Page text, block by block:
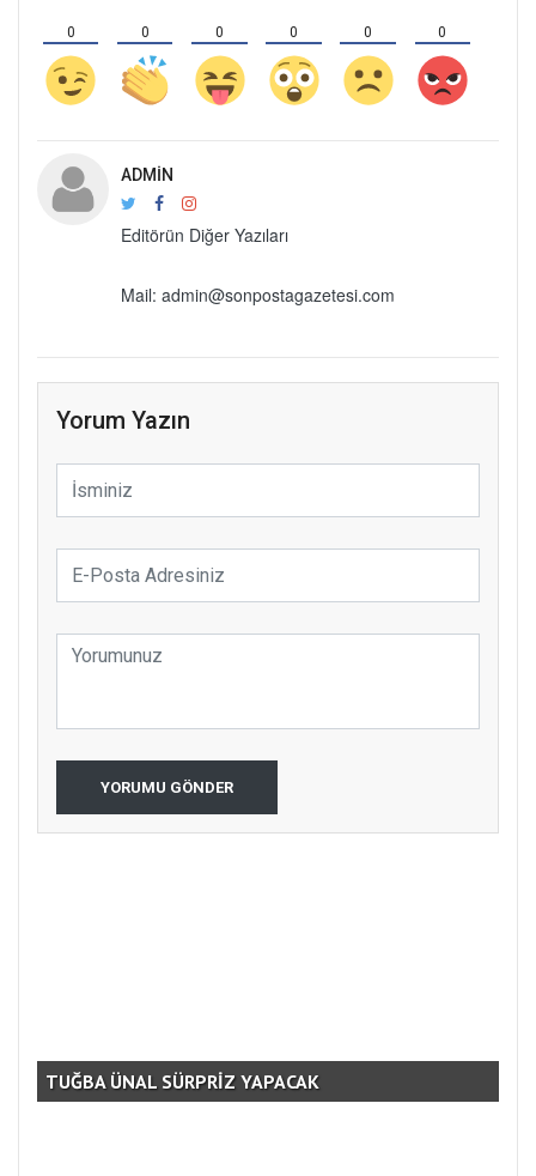
0 0 0 0 0 0
ADMIN
Editörün Diğer Yazıları
Mail: admin@sonpostagazetesi.com
Yorum Yazın
YORUMU GÖNDER
TUĞBA ÜNAL SÜRPRİZ YAPACAK